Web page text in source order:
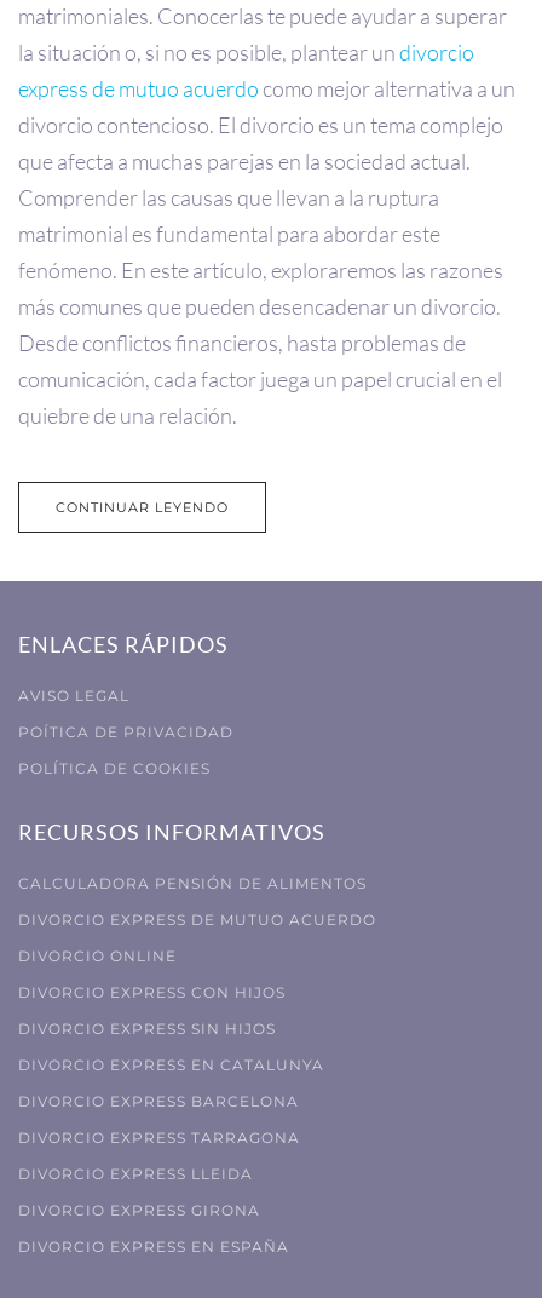
matrimoniales. Conocerlas te puede ayudar a superar
la situación o, si no es posible, plantear undivorcio
express de mutuo acuerdocomo mejor alternativa a un
divorcio contencioso. El divorcio es un tema complejo
que afecta a muchas parejas en la sociedad actual.
Comprender las causas que llevan a la ruptura
matrimonial es fundamental para abordar este
fenómeno. En este artículo, exploraremos las razones
más comunes que pueden desencadenar un divorcio.
Desde conflictos financieros, hasta problemas de
comunicación, cada factor juega un papel crucial en el
quiebre de una relación.
CONTINUAR LEYENDO
ENLACES RÁPIDOS
AVISO LEGAL
POÍTICA DE PRIVACIDAD
POLÍTICA DE COOKIES
RECURSOS INFORMATIVOS
CALCULADORA PENSIÓN DE ALIMENTOS
DIVORCIO EXPRESS DE MUTUO ACUERDO
DIVORCIO ONLINE
DIVORCIO EXPRESS CON HIJOS
DIVORCIO EXPRESS SIN HIJOS
DIVORCIO EXPRESS EN CATALUNYA
DIVORCIO EXPRESS BARCELONA
DIVORCIO EXPRESS TARRAGONA
DIVORCIO EXPRESS LLEIDA
DIVORCIO EXPRESS GIRONA
DIVORCIO EXPRESS EN ESPAÑA